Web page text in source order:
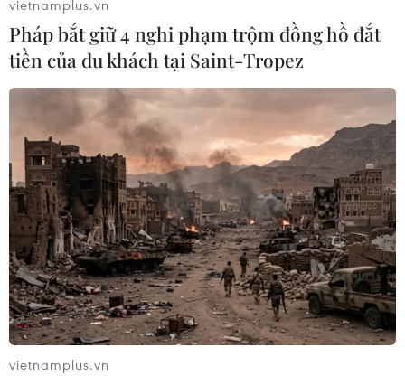
TIN CÙNG CHUYÊN MỤC
Ngành đường sắt hướng tới mục tiêu
1.500 container vận tải liên vận
Trung Quốc
09/08/2026 10:17
Tỉnh Quảng Ninh mở hướng kết nối
mới với chuỗi kinh tế phía Bắc
09/08/2026 08:04
vietnamplus.vn
Pháp bắt giữ 4 nghi phạm trộm đồng hồ đắt
tiền của du khách tại Saint-Tropez
vietnamplus.vn